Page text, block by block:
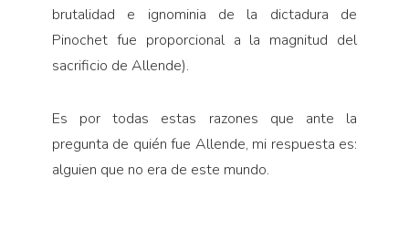
brutalidad e ignominia de la dictadura de
Pinochet fue proporcional a la magnitud del
sacrificio de Allende).
Es por todas estas razones que ante la
pregunta de quién fue Allende, mi respuesta es:
alguien que no era de este mundo.